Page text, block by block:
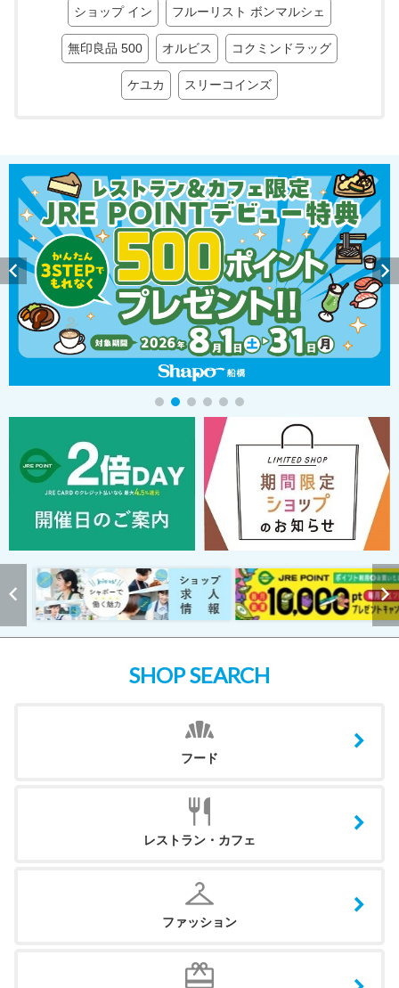
ショップ イン フルーリスト ボンマルシェ
無印良品 500 オルビス コクミンドラッグ
ケユカ スリーコインズ
SHOP SEARCH
フード
レストラン・カフェ
ファッション